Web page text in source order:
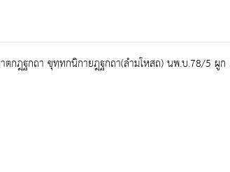
กฎฺฐกถา ขุทฺทกนิกายฎฺฐกถา(ลำมโหสถ) นพ.บ.78/5 ผูก